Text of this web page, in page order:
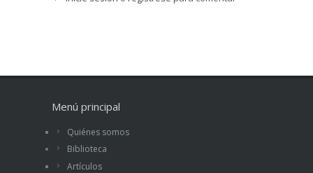
periodista y prolífico autor de novelas de ficción,
entre las que destacan sus novelas de
aventuras y sus novelas de detectives. Entre
Menú principal
Quiénes somos
Biblioteca
Artículos